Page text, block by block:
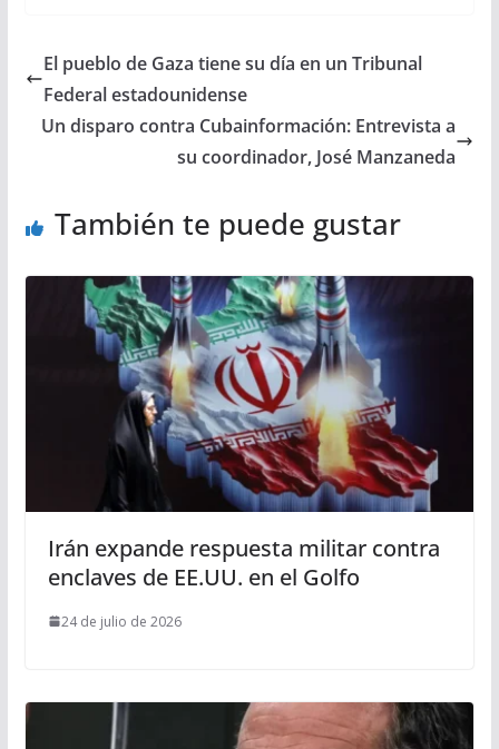
El pueblo de Gaza tiene su día en un Tribunal
Federal estadounidense
Un disparo contra Cubainformación: Entrevista a
su coordinador, José Manzaneda
También te puede gustar
Irán expande respuesta militar contra
enclaves de EE.UU. en el Golfo
24 de julio de 2026